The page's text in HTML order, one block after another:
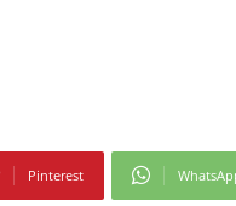
Pinterest